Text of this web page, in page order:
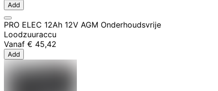
Add
PRO ELEC 12Ah 12V AGM Onderhoudsvrije
Loodzuuraccu
Vanaf € 45,42
Add